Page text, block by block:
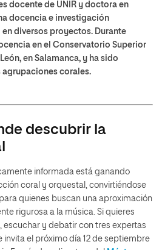
docente de UNIR y doctora en
docencia e investigación
diversos proyectos. Durante
en el Conservatorio Superior
en Salamanca, y ha sido
corales.
descubrir la
informada está ganando
coral y orquestal, convirtiéndose
quienes buscan una aproximación
rigurosa a la música. Si quieres
y debatir con tres expertas
invita el próximo día 12 de septiembre